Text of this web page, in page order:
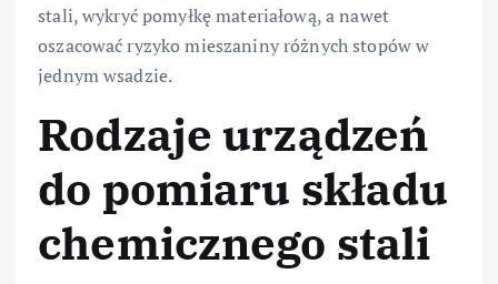
stali, wykryć pomyłkę materiałową, a nawet
oszacować ryzyko mieszaniny różnych stopów w
jednym wsadzie.
Rodzaje urządzeń
do pomiaru składu
chemicznego stali